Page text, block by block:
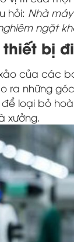
hỏi: Nhà
ngặt
thiết bị
của các
ra những
loại bỏ
xưởng.